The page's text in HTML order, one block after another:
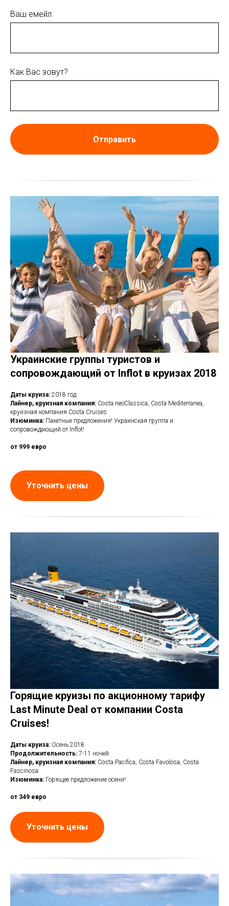
Ваш емейл
Как Вас зовут?
Отправить
Украинские группы туристов и
сопровождающий от Inflot в круизах 2018
Даты круиза: 2018 год
Лайнер, круизная компания: Costa neoClassica, Costa Mediterranea,
круизная компания Costa Cruises
Изюминка: Пакетные предложения! Украинская группа и
сопровождающий от Inflot!
от 999 евро
Уточнить цены
Горящие круизы по акционному тарифу
Last Minute Deal от компании Costa
Cruises!
Даты круиза: Осень 2018
Продолжительность: 7-11 ночей
Лайнер, круизная компания: Costa Pacifica, Costa Favolosa, Costa
Fascinosa
Изюминка: Горящее предложение осени!
от 349 евро
Уточнить цены